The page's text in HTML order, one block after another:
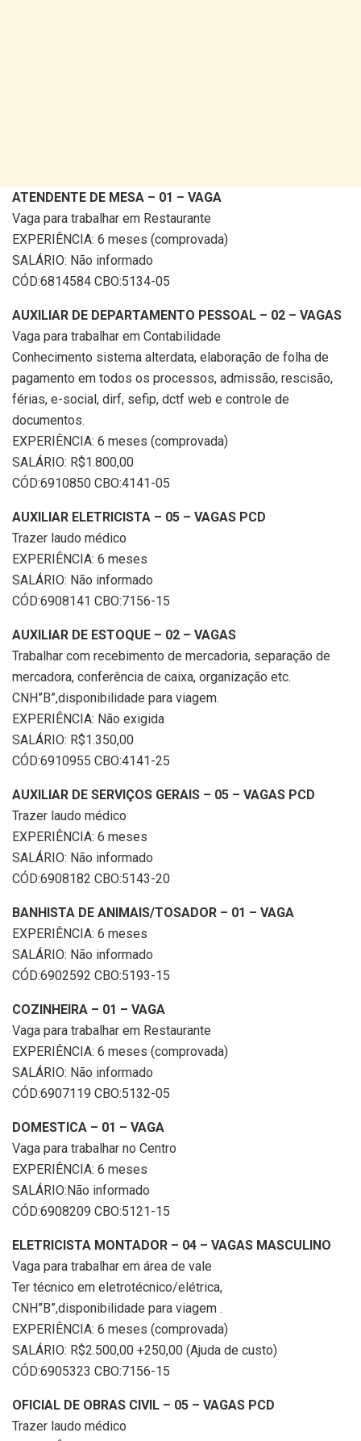
ATENDENTE DE MESA – 01 – VAGA
Vaga para trabalhar em Restaurante
EXPERIÊNCIA: 6 meses (comprovada)
SALÁRIO: Não informado
CÓD:6814584 CBO:5134-05
AUXILIAR DE DEPARTAMENTO PESSOAL – 02 – VAGAS
Vaga para trabalhar em Contabilidade
Conhecimento sistema alterdata, elaboração de folha de
pagamento em todos os processos, admissão, rescisão,
férias, e-social, dirf, sefip, dctf web e controle de
documentos.
EXPERIÊNCIA: 6 meses (comprovada)
SALÁRIO: R$1.800,00
CÓD:6910850 CBO:4141-05
AUXILIAR ELETRICISTA – 05 – VAGAS PCD
Trazer laudo médico
EXPERIÊNCIA: 6 meses
SALÁRIO: Não informado
CÓD:6908141 CBO:7156-15
AUXILIAR DE ESTOQUE – 02 – VAGAS
Trabalhar com recebimento de mercadoria, separação de
mercadora, conferência de caixa, organização etc.
CNH”B”,disponibilidade para viagem.
EXPERIÊNCIA: Não exigida
SALÁRIO: R$1.350,00
CÓD:6910955 CBO:4141-25
AUXILIAR DE SERVIÇOS GERAIS – 05 – VAGAS PCD
Trazer laudo médico
EXPERIÊNCIA: 6 meses
SALÁRIO: Não informado
CÓD:6908182 CBO:5143-20
BANHISTA DE ANIMAIS/TOSADOR – 01 – VAGA
EXPERIÊNCIA: 6 meses
SALÁRIO: Não informado
CÓD:6902592 CBO:5193-15
COZINHEIRA – 01 – VAGA
Vaga para trabalhar em Restaurante
EXPERIÊNCIA: 6 meses (comprovada)
SALÁRIO: Não informado
CÓD:6907119 CBO:5132-05
DOMESTICA – 01 – VAGA
Vaga para trabalhar no Centro
EXPERIÊNCIA: 6 meses
SALÁRIO:Não informado
CÓD:6908209 CBO:5121-15
ELETRICISTA MONTADOR – 04 – VAGAS MASCULINO
Vaga para trabalhar em área de vale
Ter técnico em eletrotécnico/elétrica,
CNH”B”,disponibilidade para viagem .
EXPERIÊNCIA: 6 meses (comprovada)
SALÁRIO: R$2.500,00 +250,00 (Ajuda de custo)
CÓD:6905323 CBO:7156-15
OFICIAL DE OBRAS CIVIL – 05 – VAGAS PCD
Trazer laudo médico